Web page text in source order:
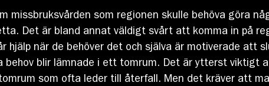
missbruksvården som regionen skulle behöva göra
Det är bland annat väldigt svårt att komma in på
hjälp när de behöver det och själva är motiverade att
behov blir lämnade i ett tomrum. Det är ytterst viktigt
som ofta leder till återfall. Men det kräver att